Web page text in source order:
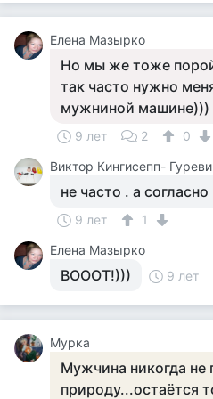
Елена Мазырко
Но мы же тоже
так часто нужно
мужниной машине)))
9 лет 2
0
Виктор Кингисепп-
не часто . а согласно
9 лет
1
Елена Мазырко
ВОООТ!))) 9 лет
Мурка
Мужчина никогда
природу...остаётся